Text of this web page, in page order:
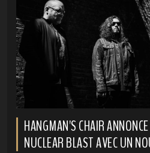
HANGMAN'S CHAIR
NUCLEAR BLAST AVEC UN